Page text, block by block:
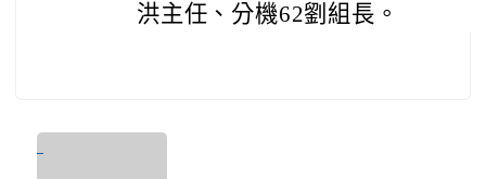
洪主任、分機62劉組長。